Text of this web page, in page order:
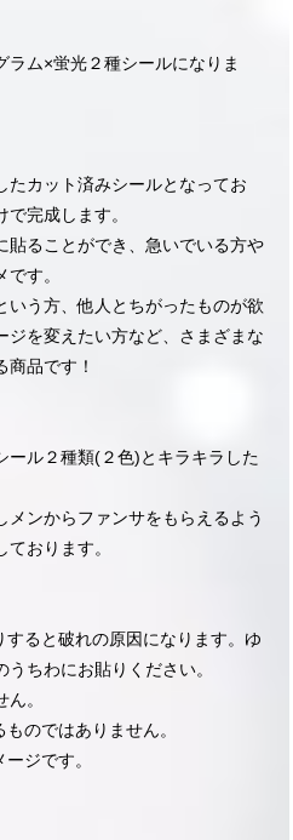
ム×蛍光２種シールになりま
たカット済みシールとなってお
完成します。
貼ることができ、急いでいる方や
す。
いう方、他人とちがったものが欲
ジを変えたい方など、さまざまな
品です！
ール２種類(２色)とキラキラした
ンからファンサをもらえるよう
おります。
ると破れの原因になります。ゆ
ちわにお貼りください。
。
のではありません。
ジです。